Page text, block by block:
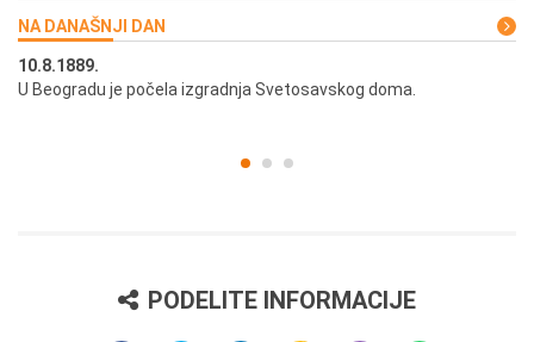
NA DANAŠNJI DAN
10.8.1889.
U Beogradu je počela izgradnja Svetosavskog doma.
PODELITE INFORMACIJE